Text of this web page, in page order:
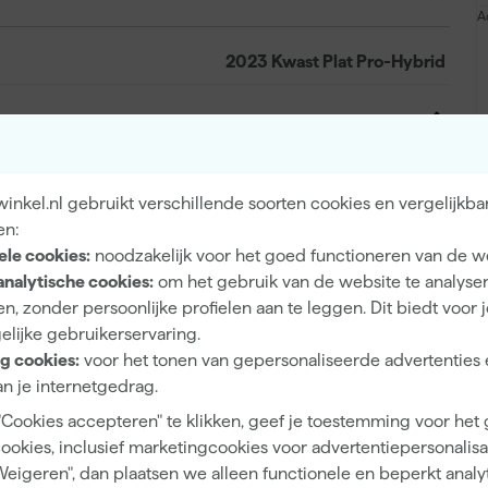
gebruikt verschillende soorten cookies en
cookies: noodzakelijk voor het goed functioneren van de
cookies: om het gebruik van de website te
zonder persoonlijke profielen aan te leggen. Dit biedt voor
gebruikerservaring.
cookies: voor het tonen van gepersonaliseerde advertenties
je internetgedrag.
accepteren" te klikken, geef je toestemming voor het
inclusief marketingcookies voor
dan plaatsen we alleen functionele en beperkt
2023 Kwast Plat Pro-Hybrid
1"
Platte kwast
8718312501772
347007